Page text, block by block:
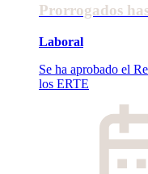
Prorrogados
Laboral
Se ha aprobado el
los ERTE